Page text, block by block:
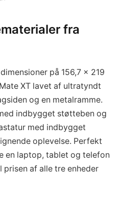
fra
på 156,7 x 219
XT lavet af ultratyndt
og en metalramme.
indbygget støtteben og
med indbygget
oplevelse. Perfekt
en laptop, tablet og telefon
prisen af alle tre enheder